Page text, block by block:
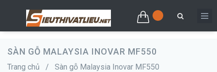
SÀN GỖ MALAYSIA INOVAR MF550
Trang chủ / Sàn gỗ Malaysia Inovar MF550